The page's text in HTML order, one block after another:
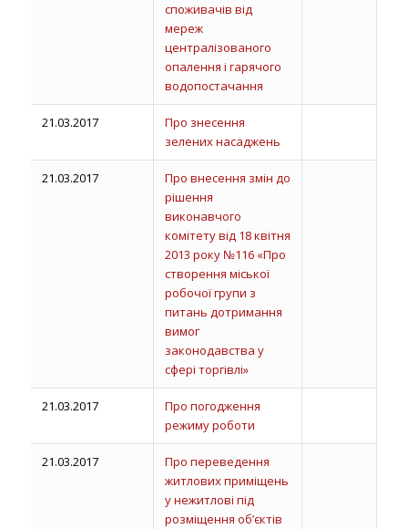
споживачів від
мереж
централізованого
опалення і гарячого
водопостачання
21.03.2017
Про знесення
зелених насаджень
21.03.2017
Про внесення змін до
рішення
виконавчого
комітету від 18 квітня
2013 року №116 «Про
створення міської
робочої групи з
питань дотримання
вимог
законодавства у
сфері торгівлі»
21.03.2017
Про погодження
режиму роботи
21.03.2017
Про переведення
житлових приміщень
у нежитлові під
розміщення об’єктів